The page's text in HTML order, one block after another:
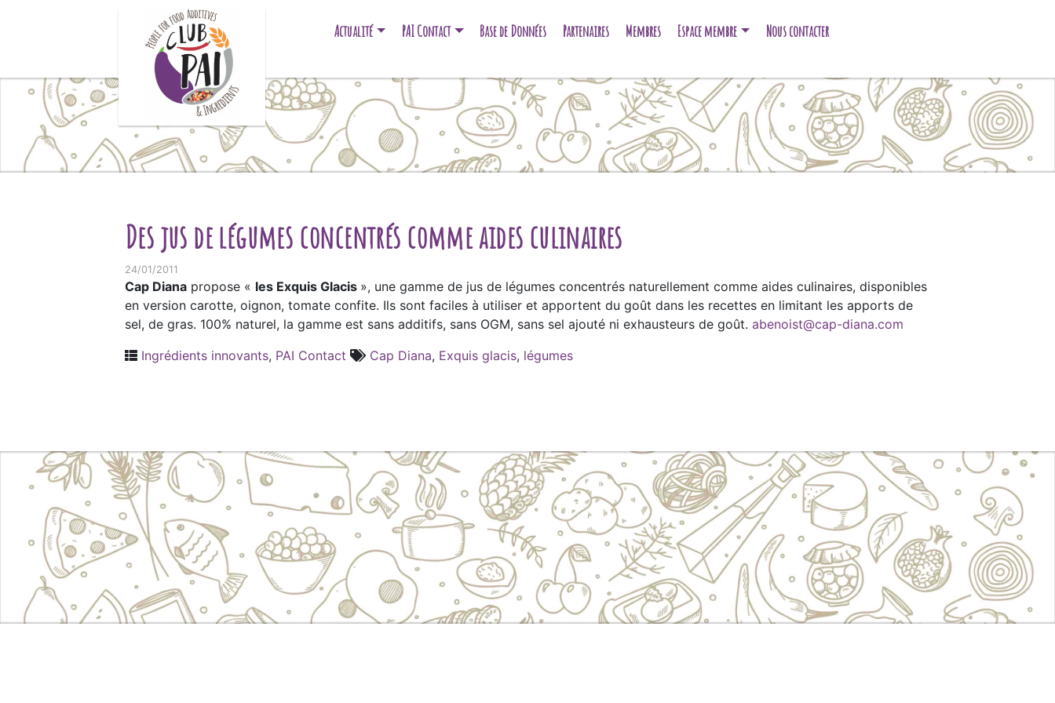
Actualité PAI Contact Base de Données Partenaires Membres Espace membre Nous contacter
Des jus de légumes concentrés comme aides culinaires
24/01/2011
Cap Diana propose « les Exquis Glacis », une gamme de jus de légumes concentrés naturellement comme aides culinaires, disponibles
en version carotte, oignon, tomate confite. Ils sont faciles à utiliser et apportent du goût dans les recettes en limitant les apports de
sel, de gras. 100% naturel, la gamme est sans additifs, sans OGM, sans sel ajouté ni exhausteurs de goût. abenoist@cap-diana.com
Ingrédients innovants, PAI Contact Cap Diana, Exquis glacis, légumes